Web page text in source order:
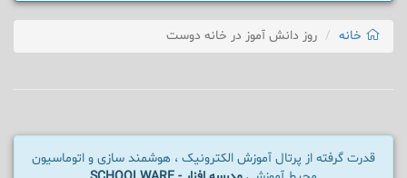
خانه روز دانش آموز در خانه دوست
قدرت گرفته از پرتال آموزش الکترونیک ، هوشمند سازی و اتوماسیون